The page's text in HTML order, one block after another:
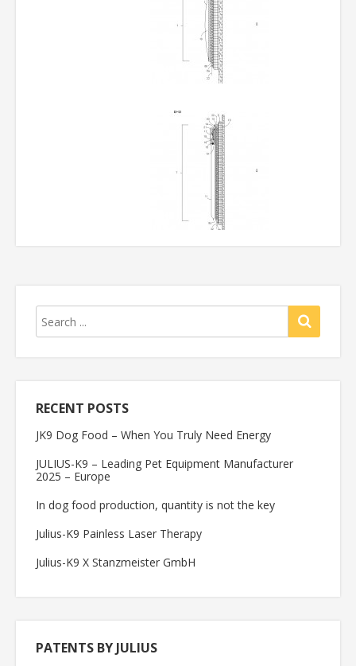
RECENT POSTS
JK9 Dog Food – When You Truly Need Energy
JULIUS-K9 – Leading Pet Equipment Manufacturer
2025 – Europe
In dog food production, quantity is not the key
Julius-K9 Painless Laser Therapy
Julius-K9 X Stanzmeister GmbH
PATENTS BY JULIUS